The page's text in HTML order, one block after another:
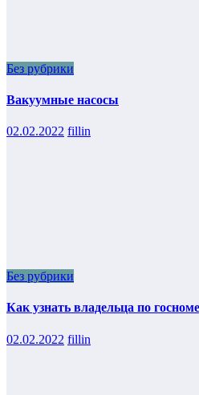
Без рубрики
Вакуумные насосы
02.02.2022 fillin
Без рубрики
Как узнать владельца по
02.02.2022 fillin